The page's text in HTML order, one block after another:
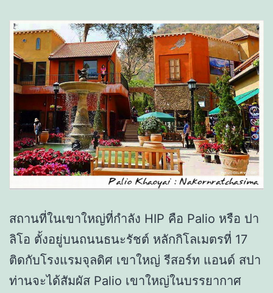
สถานที่ในเขาใหญ่ที่กำลัง HIP คือ Palio หรือ ปา
ลิโอ ตั้งอยู่บนถนนธนะรัชต์ หลักกิโลเมตรที่ 17
ติดกับโรงแรมจุลดิศ เขาใหญ่ รีสอร์ท แอนด์ สปา
ท่านจะได้สัมผัส Palio เขาใหญ่ในบรรยากาศ